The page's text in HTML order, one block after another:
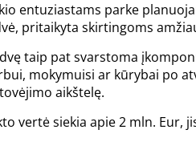
entuziastams parke
pritaikyta skirtingoms
taip pat svarstoma
mokymuisi ar kūrybai po
aikštelę.
vertė siekia apie 2 mln. Eur,